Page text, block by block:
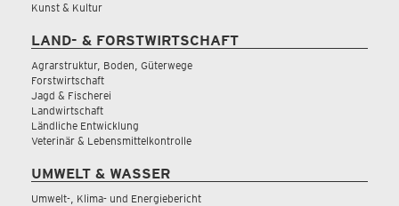
Kunst & Kultur
LAND- & FORSTWIRTSCHAFT
Agrarstruktur, Boden, Güterwege
Forstwirtschaft
Jagd & Fischerei
Landwirtschaft
Ländliche Entwicklung
Veterinär & Lebensmittelkontrolle
UMWELT & WASSER
Umwelt-, Klima- und Energiebericht